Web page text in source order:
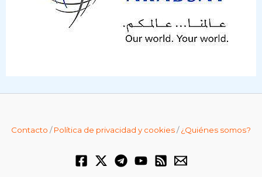
Contacto /Política de privacidad y cookies/¿Quiénes somos?